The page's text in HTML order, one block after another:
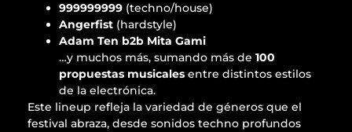
999999999 (techno/house)
Angerfist (hardstyle)
Adam Ten b2b Mita Gami
…y muchos más, sumando más de 100
propuestas musicales entre distintos estilos
de la electrónica.
Este lineup refleja la variedad de géneros que el
festival abraza, desde sonidos techno profundos